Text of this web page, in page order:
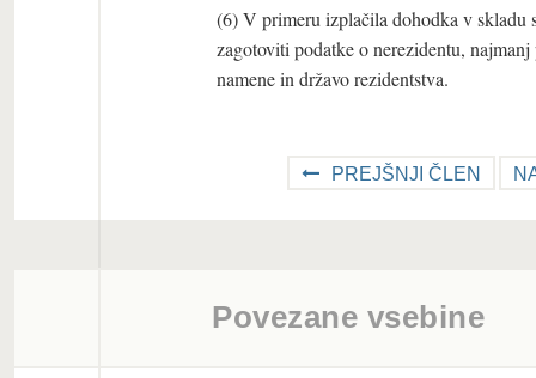
(6) V primeru izplačila dohodka v skladu
zagotoviti podatke o nerezidentu,
namene in državo rezidentstva.
PREJŠNJI ČLEN
Povezane vsebine